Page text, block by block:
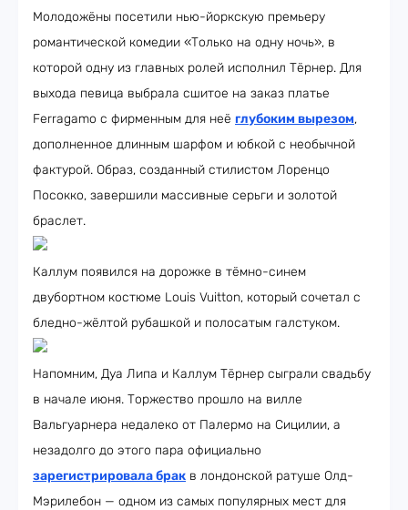
Молодожёны посетили нью-йоркскую премьеру
романтической комедии «Только на одну ночь», в
которой одну из главных ролей исполнил Тёрнер. Для
выхода певица выбрала сшитое на заказ платье
Ferragamo с фирменным для неё глубоким вырезом,
дополненное длинным шарфом и юбкой с необычной
фактурой. Образ, созданный стилистом Лоренцо
Посокко, завершили массивные серьги и золотой
браслет.
Каллум появился на дорожке в тёмно-синем
двубортном костюме Louis Vuitton, который сочетал с
бледно-жёлтой рубашкой и полосатым галстуком.
Напомним, Дуа Липа и Каллум Тёрнер сыграли свадьбу
в начале июня. Торжество прошло на вилле
Вальгуарнера недалеко от Палермо на Сицилии, а
незадолго до этого пара официально
зарегистрировала брак в лондонской ратуше Олд-
Мэрилебон — одном из самых популярных мест для